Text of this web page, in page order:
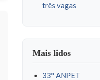
três vagas
Mais lidos
33° ANPET